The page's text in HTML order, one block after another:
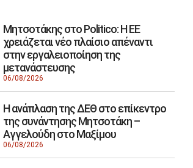
Μητσοτάκης στο Politico: Η ΕΕ
χρειάζεται νέο πλαίσιο απέναντι
στην εργαλειοποίηση της
μετανάστευσης
06/08/2026
Η ανάπλαση της ΔΕΘ στο επίκεντρο
της συνάντησης Μητσοτάκη –
Αγγελούδη στο Μαξίμου
06/08/2026